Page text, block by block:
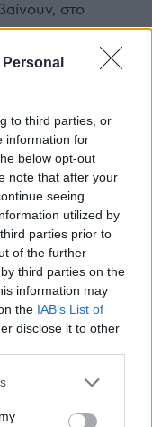
to third parties, or
information for
below opt-out
note that after your
seeing
utilized by
parties prior to
of the further
third parties on the
information may
the IAB’s List of
disclose it to other
or more Google
You may click to
στο